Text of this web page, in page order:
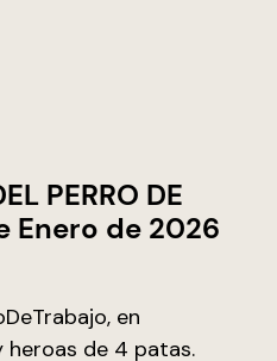
PERRO DE
Enero de 2026
en
heroas de 4 patas.